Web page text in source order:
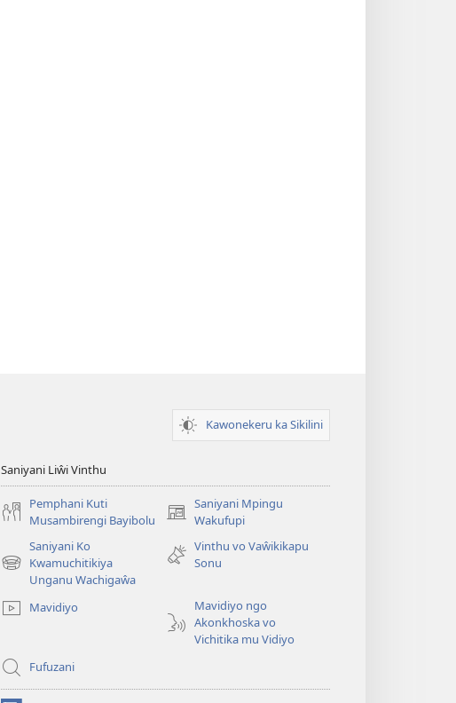
Kawonekeru ka Sikilini
Saniyani Liŵi Vinthu
Pemphani Kuti
Musambirengi Bayibolu
Saniyani Mpingu
Wakufupi
(Lajula
Linyaki)
Saniyani Ko
Kwamuchitikiya
Unganu Wachigaŵa
(Lajula
Linyaki)
Vinthu vo Vaŵikikapu
Sonu
Mavidiyo
Mavidiyo ngo
Akonkhoska vo
Vichitika mu Vidiyo
Fufuzani